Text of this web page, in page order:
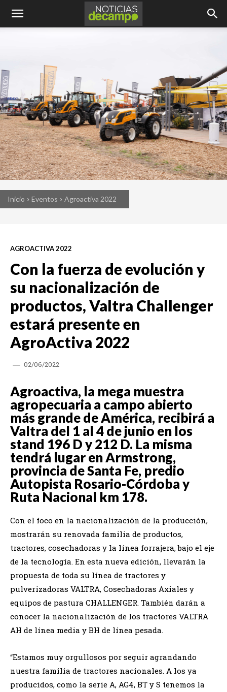
Inicio Eventos Agroactiva 2022
AGROACTIVA 2022
Con la fuerza de evolución y
su nacionalización de
productos, Valtra Challenger
estará presente en
AgroActiva 2022
02/06/2022
Agroactiva, la mega muestra
agropecuaria a campo abierto
más grande de América, recibirá a
Valtra del 1 al 4 de junio en los
stand 196 D y 212 D. La misma
tendrá lugar en Armstrong,
provincia de Santa Fe, predio
Autopista Rosario-Córdoba y
Ruta Nacional km 178.
Con el foco en la nacionalización de la producción,
mostrarán su renovada familia de productos,
tractores, cosechadoras y la línea forrajera, bajo el eje
de la tecnología. En esta nueva edición, llevarán la
propuesta de toda su línea de tractores y
pulverizadoras VALTRA, Cosechadoras Axiales y
equipos de pastura CHALLENGER. También darán a
conocer la nacionalización de los tractores VALTRA
AH de línea media y BH de línea pesada.
“Estamos muy orgullosos por seguir agrandando
nuestra familia de tractores nacionales. A los ya
producidos, como la serie A, AG4, BT y S tenemos la